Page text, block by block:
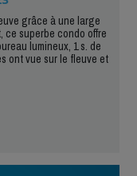
grâce à une large
ce superbe condo offre
lumineux, 1 s. de
ont vue sur le fleuve et